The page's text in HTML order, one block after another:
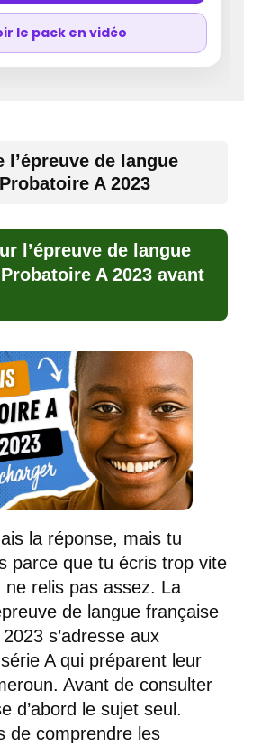
le pack en vidéo
l’épreuve de langue
A 2023
l’épreuve de langue
A 2023 avant
la réponse, mais tu
parce que tu écris trop vite
relis pas assez. La
de langue française
s’adresse aux
A qui préparent leur
Avant de consulter
d’abord le sujet seul.
de comprendre les